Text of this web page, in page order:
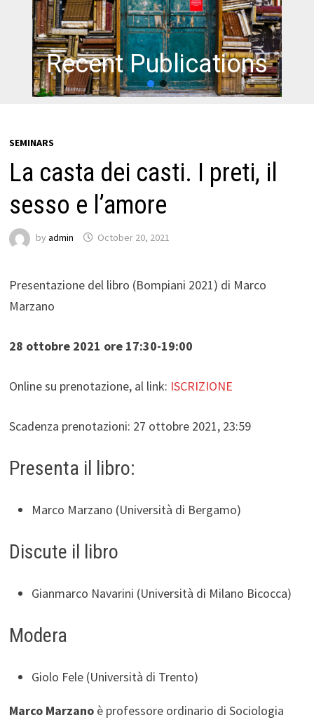
Recent Publications
SEMINARS
La casta dei casti. I preti, il
sesso e l’amore
by admin October 20, 2021
Presentazione del libro (Bompiani 2021) di Marco
Marzano
28 ottobre 2021 ore 17:30-19:00
Online su prenotazione, al link: ISCRIZIONE
Scadenza prenotazioni: 27 ottobre 2021, 23:59
Presenta il libro:
Marco Marzano (Università di Bergamo)
Discute il libro
Gianmarco Navarini (Università di Milano Bicocca)
Modera
Giolo Fele (Università di Trento)
Marco Marzanoè professore ordinario di Sociologia